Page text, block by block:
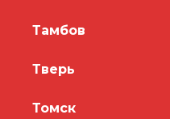
Тамбов
Тверь
Томск